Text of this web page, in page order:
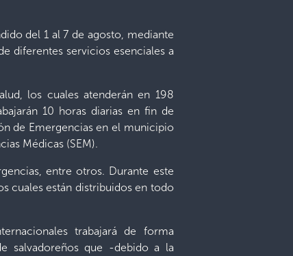
del 1 al 7 de agosto, mediante
diferentes servicios esenciales a
los cuales atenderán en 198
10 horas diarias en fin de
de Emergencias en el municipio
Médicas (SEM).
entre otros. Durante este
cuales están distribuidos en todo
trabajará de forma
salvadoreños que -debido a la